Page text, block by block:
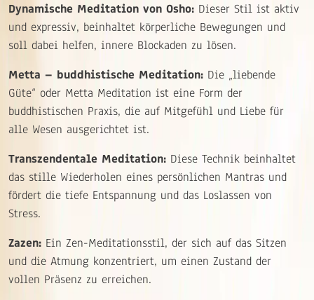
Dynamische Meditation von Osho: Dieser Stil ist aktiv
und expressiv, beinhaltet körperliche Bewegungen und
soll dabei helfen, innere Blockaden zu lösen.
Metta – buddhistische Meditation: Die „liebende
Güte“ oder Metta Meditation ist eine Form der
buddhistischen Praxis, die auf Mitgefühl und Liebe für
alle Wesen ausgerichtet ist.
Transzendentale Meditation: Diese Technik beinhaltet
das stille Wiederholen eines persönlichen Mantras und
fördert die tiefe Entspannung und das Loslassen von
Stress.
Zazen: Ein Zen-Meditationsstil, der sich auf das Sitzen
und die Atmung konzentriert, um einen Zustand der
vollen Präsenz zu erreichen.